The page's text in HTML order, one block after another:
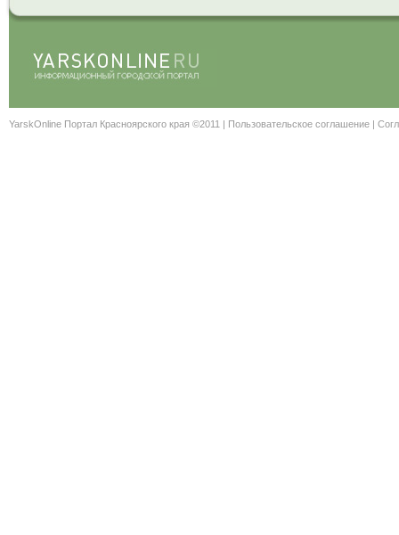
YarskOnline Портал Красноярского края ©2011 | Пользовательское соглашение |